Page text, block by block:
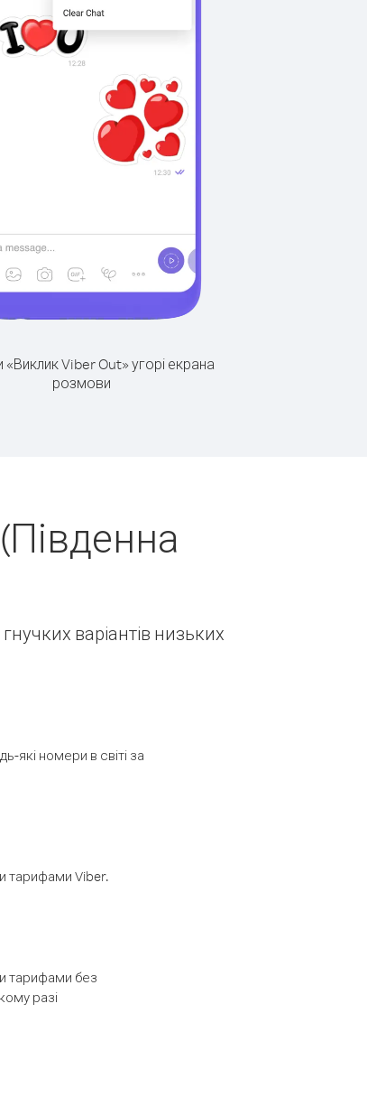
«Виклик Viber Out» угорі екрана
розмови
варіантів низьких
які номери в світі за
тарифами Viber.
тарифами без
разі